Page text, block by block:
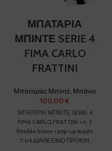
ΜΠΑΤΑΡΙΑ
ΜΠΙΝΤΕ SERIE 4
FIMA CARLO
FRATTINI
Μπαταρίες Μπιντέ, Μπάνιο
€
ΜΠΑΤΑΡΙΑ ΜΠΙΝΤΕ SERIE 4
FIMA CARLO FRATTINI • n. 2
flexible hoses • pop-up waste
1”1/4 ΔΙΑΘΕΣΙΜΟ ΠΡΟΙΟΝ